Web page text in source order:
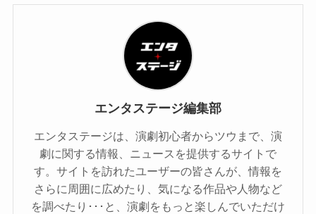
エンタステージ編集部
エンタステージは、演劇初心者からツウまで、演
劇に関する情報、ニュースを提供するサイトで
す。サイトを訪れたユーザーの皆さんが、情報を
さらに周囲に広めたり、気になる作品や人物など
を調べたり･･･と、演劇をもっと楽しんでいただけ